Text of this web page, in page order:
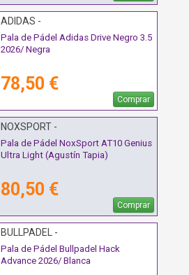
ADIDAS -
Pala de Pádel Adidas Drive Negro 3.5
2026/ Negra
78,50 €
Comprar
NOXSPORT -
Pala de Pádel NoxSport AT10 Genius
Ultra Light (Agustín Tapia)
80,50 €
Comprar
BULLPADEL -
Pala de Pádel Bullpadel Hack
Advance 2026/ Blanca